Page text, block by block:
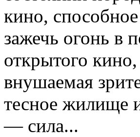
кино,
зажечь огонь в
открытого
внушаемая
тесное жилище
— сила...